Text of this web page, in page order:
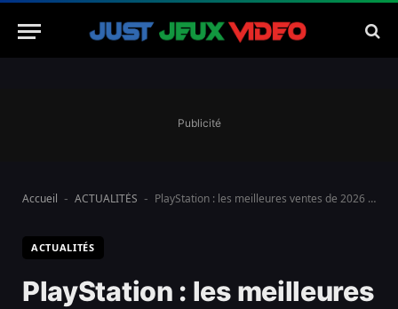
Publicité
Accueil - ACTUALITÉS - PlayStation : les meilleures ventes de 2026 confirment la domination du digital
ACTUALITÉS
PlayStation : les meilleures